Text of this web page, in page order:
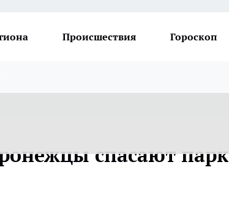
Происшествия Гороскоп
спасают парк